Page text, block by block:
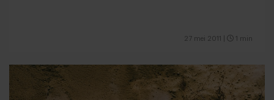
27 mei 2011 1 min